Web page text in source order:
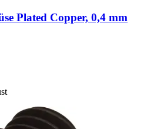
Plated Copper, 0,4 mm